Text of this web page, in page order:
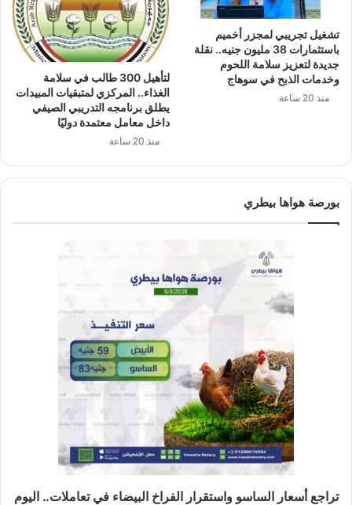
تشغيل تجريبي لمجزر أخميم
باستثمارات 38 مليون جنيه.. نقلة
جديدة لتعزيز سلامة اللحوم
وخدمات الذبح في سوهاج
منذ 20 ساعة
لتأهيل 300 طالب في سلامة
الغذاء.. المركزي لمتبقيات المبيدات
يطلق برنامجه التدريبي الصيفي
داخل معامل معتمدة دوليًا
منذ 20 ساعة
بورصة هواها بيطري
تراجع أسعار الساسو واستقرار الفراخ البيضاء في تعاملات.. اليوم